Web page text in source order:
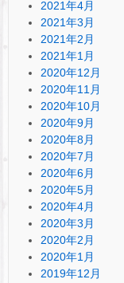
2021年4月
2021年3月
2021年2月
2021年1月
2020年12月
2020年11月
2020年10月
2020年9月
2020年8月
2020年7月
2020年6月
2020年5月
2020年4月
2020年3月
2020年2月
2020年1月
2019年12月